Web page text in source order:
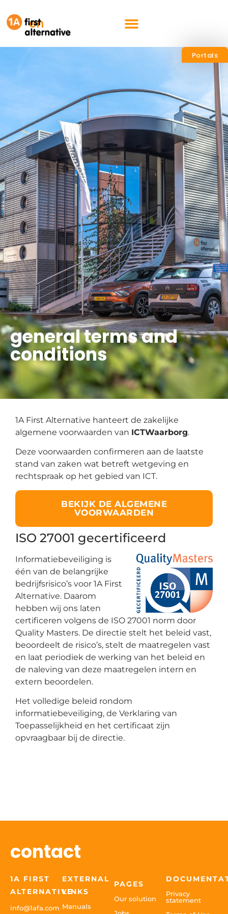
nl en
Portals
general terms and
conditions
1A First Alternative hanteert de zakelijke
algemene voorwaarden van ICTWaarborg.
Deze voorwaarden confirmeren aan de laatste
stand van zaken wat betreft wetgeving en
rechtspraak op het gebied van ICT.
BEKIJK DE ALGEMENE
VOORWAARDEN
ISO 27001 gecertificeerd
Informatiebeveiliging is
één van de belangrijke
bedrijfsrisico’s voor 1A First
Alternative. Daarom
hebben wij ons laten
certificeren volgens de ISO 27001 norm door
Quality Masters. De directie stelt het beleid vast,
beoordeelt de risico’s, stelt de maatregelen vast
en laat periodiek de werking van het beleid en
de naleving van deze maatregelen intern en
extern beoordelen.
Het volledige beleid rondom
informatiebeveiliging, de Verklaring van
Toepasselijkheid en het certificaat zijn
opvraagbaar bij de directie.
contact
1A FIRST
ALTERNATIVE
info@1afa.com
EXTERNAL
LINKS
Manuals
PAGES
Our solution
Privacy
statement